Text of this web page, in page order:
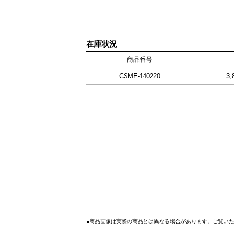
在庫状況
商品番号
CSME-140220
●商品画像は実際の商品とは異なる場合があります。ご覧い